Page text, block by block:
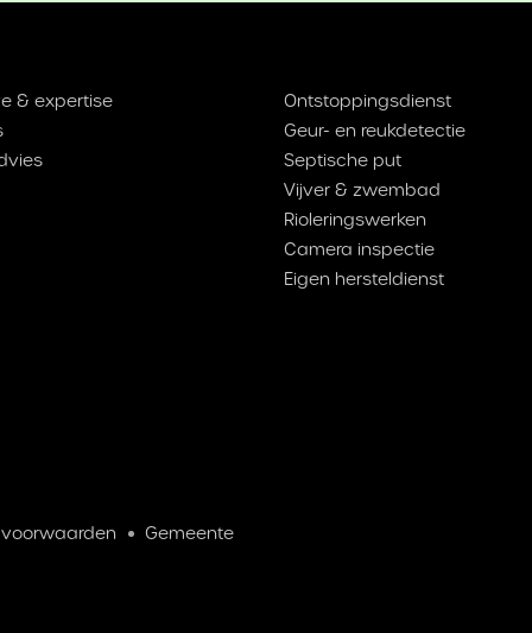
& expertise
Ontstoppingsdienst
Geur- en reukdetectie
Septische put
Vijver & zwembad
Rioleringswerken
Camera inspectie
Eigen hersteldienst
Gemeente